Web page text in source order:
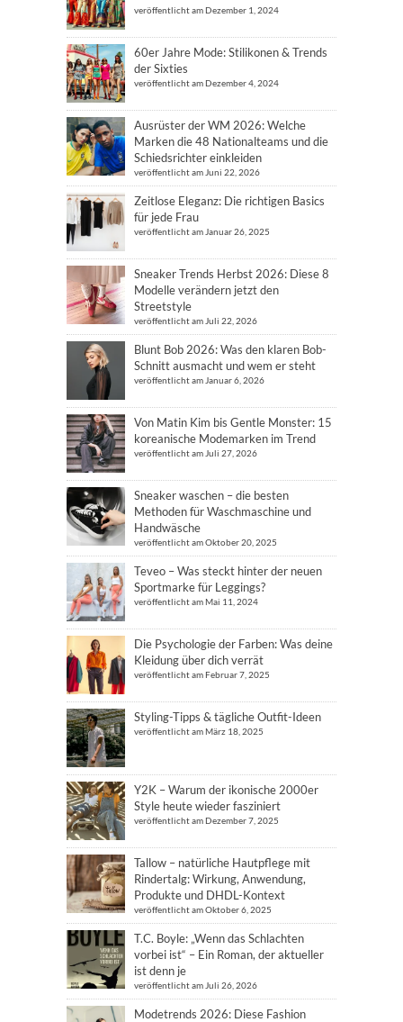
veröffentlicht am Dezember 1, 2024
60er Jahre Mode: Stilikonen & Trends
der Sixties
veröffentlicht am Dezember 4, 2024
Ausrüster der WM 2026: Welche
Marken die 48 Nationalteams und die
Schiedsrichter einkleiden
veröffentlicht am Juni 22, 2026
Zeitlose Eleganz: Die richtigen Basics
für jede Frau
veröffentlicht am Januar 26, 2025
Sneaker Trends Herbst 2026: Diese 8
Modelle verändern jetzt den
Streetstyle
veröffentlicht am Juli 22, 2026
Blunt Bob 2026: Was den klaren Bob-
Schnitt ausmacht und wem er steht
veröffentlicht am Januar 6, 2026
Von Matin Kim bis Gentle Monster: 15
koreanische Modemarken im Trend
veröffentlicht am Juli 27, 2026
Sneaker waschen – die besten
Methoden für Waschmaschine und
Handwäsche
veröffentlicht am Oktober 20, 2025
Teveo – Was steckt hinter der neuen
Sportmarke für Leggings?
veröffentlicht am Mai 11, 2024
Die Psychologie der Farben: Was deine
Kleidung über dich verrät
veröffentlicht am Februar 7, 2025
Styling-Tipps & tägliche Outfit-Ideen
veröffentlicht am März 18, 2025
Y2K – Warum der ikonische 2000er
Style heute wieder fasziniert
veröffentlicht am Dezember 7, 2025
Tallow – natürliche Hautpflege mit
Rindertalg: Wirkung, Anwendung,
Produkte und DHDL-Kontext
veröffentlicht am Oktober 6, 2025
T.C. Boyle: „Wenn das Schlachten
vorbei ist“ – Ein Roman, der aktueller
ist denn je
veröffentlicht am Juli 26, 2026
Modetrends 2026: Diese Fashion